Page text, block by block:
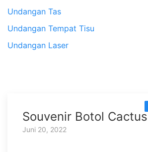
Undangan Tas
Undangan Tempat Tisu
Undangan Laser
Souvenir Botol Cactus
Juni 20, 2022